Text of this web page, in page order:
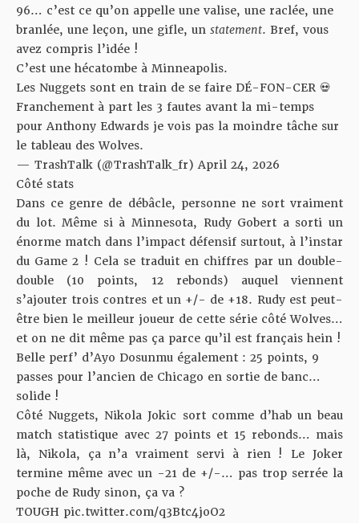
96… c’est ce qu’on appelle une valise, une raclée, une
branlée, une leçon, une gifle, un statement. Bref, vous
avez compris l’idée !
C’est une hécatombe à Minneapolis.
Les Nuggets sont en train de se faire DÉ-FON-CER 💀
Franchement à part les 3 fautes avant la mi-temps
pour Anthony Edwards je vois pas la moindre tâche sur
le tableau des Wolves.
— TrashTalk (@TrashTalk_fr)April 24, 2026
Côté stats
Dans ce genre de débâcle, personne ne sort vraiment
du lot. Même si à Minnesota, Rudy Gobert a sorti un
énorme match dans l’impact défensif surtout, à l’instar
du Game 2 ! Cela se traduit en chiffres par un double-
double (10 points, 12 rebonds) auquel viennent
s’ajouter trois contres et un +/- de +18. Rudy est peut-
être bien le meilleur joueur de cette série côté Wolves…
et on ne dit même pas ça parce qu’il est français hein !
Belle perf’ d’Ayo Dosunmu également : 25 points, 9
passes pour l’ancien de Chicago en sortie de banc…
solide !
Côté Nuggets, Nikola Jokic sort comme d’hab un beau
match statistique avec 27 points et 15 rebonds… mais
là, Nikola, ça n’a vraiment servi à rien ! Le Joker
termine même avec un -21 de +/-… pas trop serrée la
poche de Rudy sinon, ça va ?
TOUGH pic.twitter.com/q3Btc4joO2